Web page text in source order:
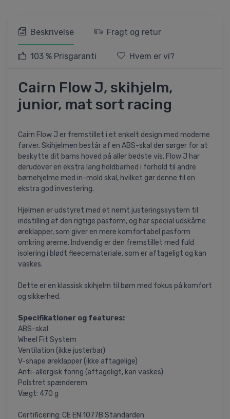
Beskrivelse Fragt og retur
103 % Prisgaranti Hvem er vi?
Cairn Flow J, skihjelm,
junior, mat sort racing
Cairn Flow J er fremstillet i et enkelt design med moderne
farver. Skihjelmen består af en ABS-skal der sørger for at
beskytte dit barns hoved på aller bedste vis. Flow J har
derudover en ekstra lang holdbarhed i forhold til andre
børnehjelme med in-mold skal, hvilket gør denne til en
ekstra god investering.
Hjelmen er udstyret med et nemt justeringssystem til
indstilling af den rigtige pasform, og har special udskårne
øreklapper, som giver en mere komfortabel pasform
omkring ørerne. Indvendig er den fremstillet med fuld
isolering i blødt fleecemateriale, som er aftageligt og kan
vaskes.
Dette er en klassisk skihjelm til børn med fokus på komfort
og sikkerhed.
Specifikationer og features:
ABS-skal
Wheel Fit System
Ventilation (ikke justerbar)
V-shape øreklapper (ikke aftagelige)
Anti-allergisk foring (aftageligt, kan vaskes)
Polstret spænderem
Vægt: 470 g
Certificering: CE EN 1077B Standarden